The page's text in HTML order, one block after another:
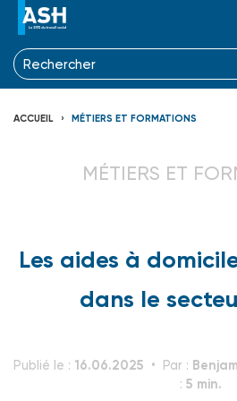
ACCUEIL MÉTIERS ET FORMATIONS
MÉTIERS ET
Les aides à
dans le
Publié le : 16.06.2025 Par :
: 5 min.